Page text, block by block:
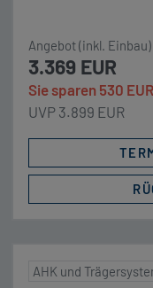
energiesparende
Aventa comfort
schnelle
Funktion.
Dimmbare LED-
mit Uhrzeit […]
Angebot (inkl. Einbau)
3.369 EUR
Sie sparen 530 EUR
UVP 3.899 EUR
AHK und